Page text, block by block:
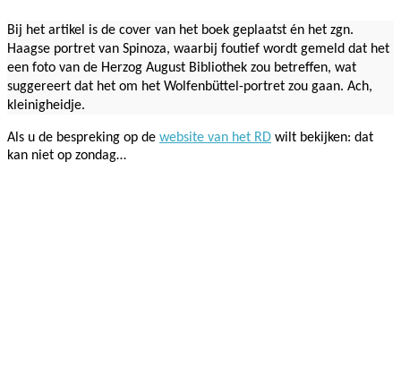
Bij het artikel is de cover van het boek geplaatst én het zgn.
Haagse portret van Spinoza, waarbij foutief wordt gemeld dat het
een foto van de Herzog August Bibliothek zou betreffen, wat
suggereert dat het om het Wolfenbüttel-portret zou gaan. Ach,
kleinigheidje.
Als u de bespreking op de website van het RD wilt bekijken: dat
kan niet op zondag…